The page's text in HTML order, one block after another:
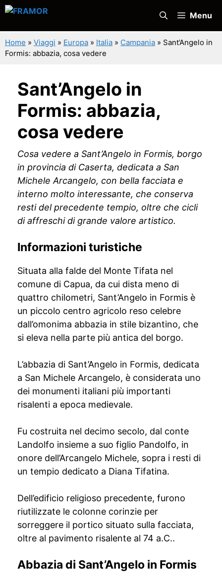
Vai
contenuto
Menu
Home » Viaggi » Europa » Italia » Campania » Sant’Angelo in
Formis: abbazia, cosa vedere
Sant’Angelo in
Formis: abbazia,
cosa vedere
Cosa vedere a Sant’Angelo in Formis, borgo
in provincia di Caserta, dedicata a San
Michele Arcangelo, con bella facciata e
interno molto interessante, che conserva
resti del precedente tempio, oltre che cicli
di affreschi di grande valore artistico.
Informazioni turistiche
Situata alla falde del Monte Tifata nel
comune di Capua, da cui dista meno di
quattro chilometri, Sant’Angelo in Formis è
un piccolo centro agricolo reso celebre
dall’omonima abbazia in stile bizantino, che
si eleva nella parte più antica del borgo.
L’abbazia di Sant’Angelo in Formis, dedicata
a San Michele Arcangelo, è considerata uno
dei monumenti italiani più importanti
risalenti a epoca medievale.
Fu costruita nel decimo secolo, dal conte
Landolfo insieme a suo figlio Pandolfo, in
onore dell’Arcangelo Michele, sopra i resti di
un tempio dedicato a Diana Tifatina.
Dell’edificio religioso precedente, furono
riutilizzate le colonne corinzie per
sorreggere il portico situato sulla facciata,
oltre al pavimento risalente al 74 a.C..
Abbazia di Sant’Angelo in Formis